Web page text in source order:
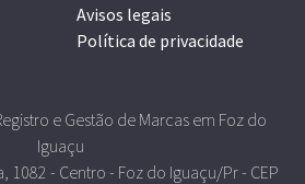
Avisos legais
Política de privacidade
e Gestão de Marcas em Foz do
Iguaçu
1082 - Centro - Foz do Iguaçu/Pr - CEP